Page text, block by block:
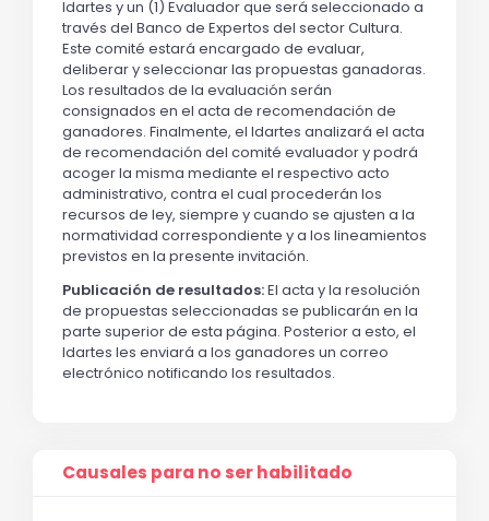
Idartes y un (1) Evaluador que será seleccionado a
través del Banco de Expertos del sector Cultura.
Este comité estará encargado de evaluar,
deliberar y seleccionar las propuestas ganadoras.
Los resultados de la evaluación serán
consignados en el acta de recomendación de
ganadores. Finalmente, el Idartes analizará el acta
de recomendación del comité evaluador y podrá
acoger la misma mediante el respectivo acto
administrativo, contra el cual procederán los
recursos de ley, siempre y cuando se ajusten a la
normatividad correspondiente y a los lineamientos
previstos en la presente invitación.
Publicación de resultados:El acta y la resolución
de propuestas seleccionadas se publicarán en la
parte superior de esta página. Posterior a esto, el
Idartes les enviará a los ganadores un correo
electrónico notificando los resultados.
Causales para no ser habilitado